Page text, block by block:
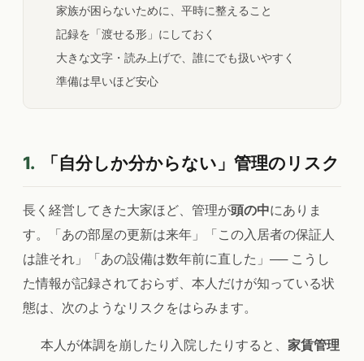
家族が困らないために、平時に整えること
記録を「渡せる形」にしておく
大きな文字・読み上げで、誰にでも扱いやすく
準備は早いほど安心
1. 「自分しか分からない」管理のリスク
長く経営してきた大家ほど、管理が頭の中にありま
す。「あの部屋の更新は来年」「この入居者の保証人
は誰それ」「あの設備は数年前に直した」── こうし
た情報が記録されておらず、本人だけが知っている状
態は、次のようなリスクをはらみます。
本人が体調を崩したり入院したりすると、 家賃管理